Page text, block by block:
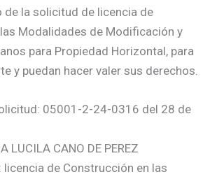
de la solicitud de licencia de
Modalidades de Modificación y
para Propiedad Horizontal, para
y puedan hacer valer sus derechos.
05001-2-24-0316 del 28 de
LUCILA CANO DE PEREZ
de Construcción en las